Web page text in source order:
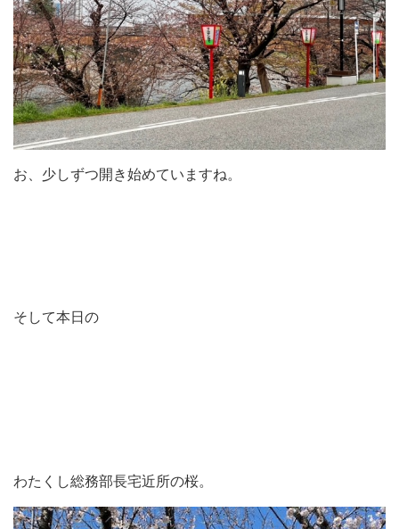
お、少しずつ開き始めていますね。
そして本日の
わたくし総務部長宅近所の桜。